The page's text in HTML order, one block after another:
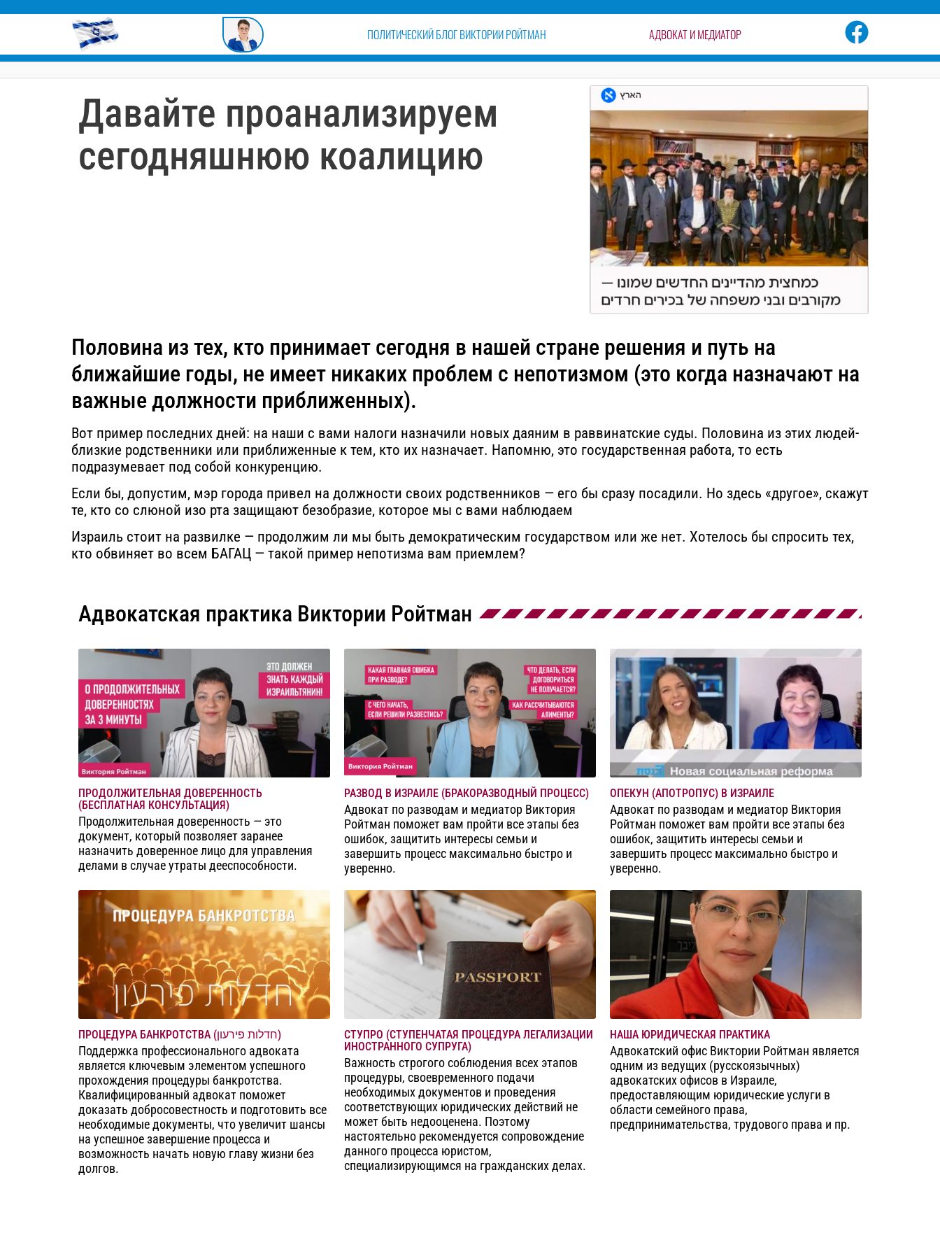
ПОЛИТИЧЕСКИЙ БЛОГ ВИКТОРИИ РОЙТМАН АДВОКАТ И МЕДИАТОР
Давайте проанализируем
сегодняшнюю коалицию
Половина из тех, кто принимает сегодня в нашей стране решения и путь на
ближайшие годы, не имеет никаких проблем с непотизмом (это когда назначают на
важные должности приближенных).
Вот пример последних дней: на наши с вами налоги назначили новых даяним в раввинатские суды. Половина из этих людей-
близкие родственники или приближенные к тем, кто их назначает. Напомню, это государственная работа, то есть
подразумевает под собой конкуренцию.
Если бы, допустим, мэр города привел на должности своих родственников — его бы сразу посадили. Но здесь «другое», скажут
те, кто со слюной изо рта защищают безобразие, которое мы с вами наблюдаем
Израиль стоит на развилке — продолжим ли мы быть демократическим государством или же нет. Хотелось бы спросить тех,
кто обвиняет во всем БАГАЦ — такой пример непотизма вам приемлем?
Адвокатская практика Виктории Ройтман
ПРОДОЛЖИТЕЛЬНАЯ ДОВЕРЕННОСТЬ
(БЕСПЛАТНАЯ КОНСУЛЬТАЦИЯ)
Продолжительная доверенность — это
документ, который позволяет заранее
назначить доверенное лицо для управления
делами в случае утраты дееспособности.
РАЗВОД В ИЗРАИЛЕ (БРАКОРАЗВОДНЫЙ ПРОЦЕСС)
Адвокат по разводам и медиатор Виктория
Ройтман поможет вам пройти все этапы без
ошибок, защитить интересы семьи и
завершить процесс максимально быстро и
уверенно.
ОПЕКУН (АПОТРОПУС) В ИЗРАИЛЕ
Адвокат по разводам и медиатор Виктория
Ройтман поможет вам пройти все этапы без
ошибок, защитить интересы семьи и
завершить процесс максимально быстро и
уверенно.
ПРОЦЕДУРА БАНКРОТСТВА (חדלות פירעון)
Поддержка профессионального адвоката
является ключевым элементом успешного
прохождения процедуры банкротства.
Квалифицированный адвокат поможет
доказать добросовестность и подготовить все
необходимые документы, что увеличит шансы
на успешное завершение процесса и
возможность начать новую главу жизни без
долгов.
СТУПРО (СТУПЕНЧАТАЯ ПРОЦЕДУРА ЛЕГАЛИЗАЦИИ
ИНОСТРАННОГО СУПРУГА)
Важность строгого соблюдения всех этапов
процедуры, своевременного подачи
необходимых документов и проведения
соответствующих юридических действий не
может быть недооценена. Поэтому
настоятельно рекомендуется сопровождение
данного процесса юристом,
специализирующимся на гражданских делах.
НАША ЮРИДИЧЕСКАЯ ПРАКТИКА
Адвокатский офис Виктории Ройтман является
одним из ведущих (русскоязычных)
адвокатских офисов в Израиле,
предоставляющим юридические услуги в
области семейного права,
предпринимательства, трудового права и пр.